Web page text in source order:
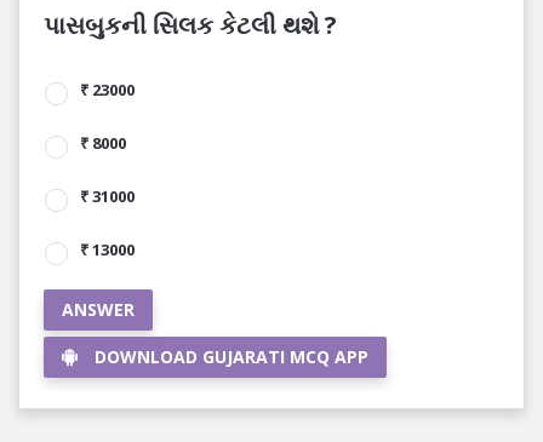
પાસબુકની સિલક કેટલી થશે ?
₹ 23000
₹ 8000
₹ 31000
₹ 13000
ANSWER
DOWNLOAD GUJARATI MCQ APP